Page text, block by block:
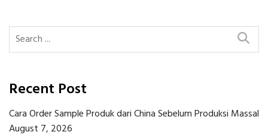
Recent Post
Cara Order Sample Produk dari China Sebelum Produksi Massal
August 7, 2026